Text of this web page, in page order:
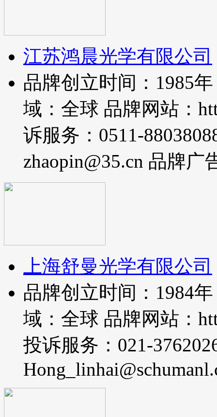
江苏鸿晨光学有限公司
品牌创立时间：1985
域：全球 品牌网站：
诉服务：0511-
zhaopin@35.cn 品牌
上海舒曼光学有限公司
品牌创立时间：1984
域：全球 品牌网站：
投诉服务：021-